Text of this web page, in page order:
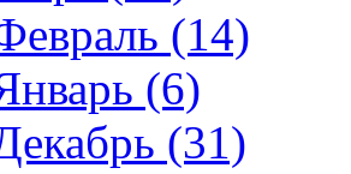
(14)
(6)
(31)